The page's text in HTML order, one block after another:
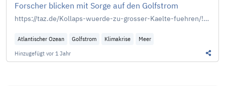
Forscher blicken mit Sorge auf den Golfstrom
https://taz.de/Kollaps-wuerde-zu-grosser-Kaelte-fuehren/!6053720/
Atlantischer Ozean Golfstrom Klimakrise
Meer
Hinzugefügt vor 1 Jahr